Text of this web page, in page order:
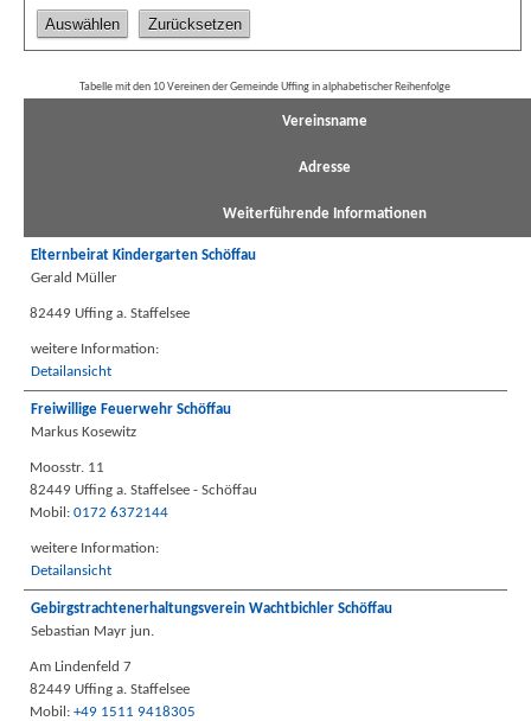
Tabelle mit den 10 Vereinen der Gemeinde Uffing in alphabetischer Reihenfolge
Vereinsname
Adresse
Weiterführende Informationen
Elternbeirat Kindergarten Schöffau
Gerald Müller
82449 Uffing a. Staffelsee
weitere Information:
Detailansicht
Freiwillige Feuerwehr Schöffau
Markus Kosewitz
Moosstr. 11
82449 Uffing a. Staffelsee - Schöffau
Mobil: 0172 6372144
weitere Information:
Detailansicht
Gebirgstrachtenerhaltungsverein Wachtbichler Schöffau
Sebastian Mayr jun.
Am Lindenfeld 7
82449 Uffing a. Staffelsee
Mobil: +49 1511 9418305